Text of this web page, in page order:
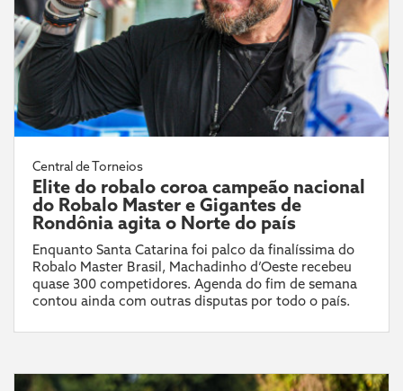
Central de Torneios
Elite do robalo coroa campeão nacional
do Robalo Master e Gigantes de
Rondônia agita o Norte do país
Enquanto Santa Catarina foi palco da finalíssima do
Robalo Master Brasil, Machadinho d’Oeste recebeu
quase 300 competidores. Agenda do fim de semana
contou ainda com outras disputas por todo o país.